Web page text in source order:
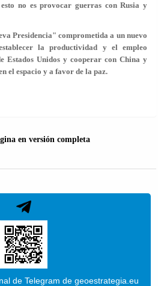
no es provocar guerras con Rusia y
Presidencia" comprometida a un nuevo
la productividad y el empleo
Estados Unidos y cooperar con China y
el espacio y a favor de la paz.
en versión completa
de Telegram de geoestrategia.eu